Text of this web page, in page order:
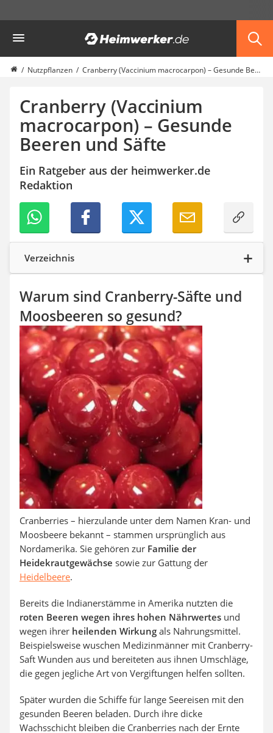
Garten
Akku-Laubsauger
Faltpavillon
Schlauchtrommel
Solar-Lichterkette außen
Teleskopleiter
Ameisengift
Pavillon
Sichtschutzstreifen
Akku-Laubbläser
Koifutter
Kassettenmarkise
Bosch-Heckenschere
Stihl-Laubbläser
Minidumper
Nutzpflanzen Cranberry (Vaccinium macrocarpon) – Gesunde Beeren und Säfte
Cranberry (Vaccinium
macrocarpon) – Gesunde
Beeren und Säfte
Ein Ratgeber aus der heimwerker.de
Redaktion
Verzeichnis
Warum sind Cranberry-Säfte und
Moosbeeren so gesund?
Cranberries – hierzulande unter dem Namen Kran- und
Moosbeere bekannt – stammen ursprünglich aus
Nordamerika. Sie gehören zur Familie der
Heidekrautgewächse sowie zur Gattung der
Heidelbeere.
Bereits die Indianerstämme in Amerika nutzten die
roten Beeren wegen ihres hohen Nährwertes und
wegen ihrer heilenden Wirkung als Nahrungsmittel.
Beispielsweise wuschen Medizinmänner mit Cranberry-
Saft Wunden aus und bereiteten aus ihnen Umschläge,
die gegen jegliche Art von Vergiftungen helfen sollten.
Später wurden die Schiffe für lange Seereisen mit den
gesunden Beeren beladen. Durch ihre dicke
Wachsschicht bleiben die Cranberries nach der Ernte